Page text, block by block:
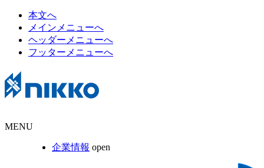
本文へ
メインメニューへ
ヘッダーメニューへ
フッターメニューへ
MENU
企業情報 open